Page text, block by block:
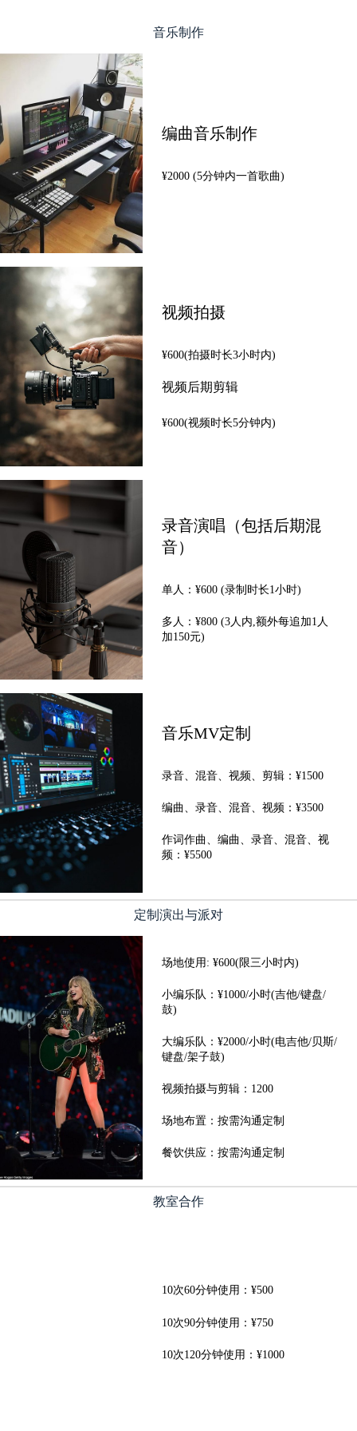
容
音乐制作
编曲音乐制作
¥2000 (5分钟内一首歌曲)
视频拍摄
¥600(拍摄时长3小时内)
视频后期剪辑
¥600(视频时长5分钟内)
录音演唱（包括后期混
音）
单人：¥600 (录制时长1小时)
多人：¥800 (3人内,额外每追加1人
加150元)
音乐MV定制
录音、混音、视频、剪辑：¥1500
编曲、录音、混音、视频：¥3500
作词作曲、编曲、录音、混音、视
频：¥5500
定制演出与派对
场地使用: ¥600(限三小时内)
小编乐队：¥1000/小时(吉他/键盘/
鼓)
大编乐队：¥2000/小时(电吉他/贝斯/
键盘/架子鼓)
视频拍摄与剪辑：1200
场地布置：按需沟通定制
餐饮供应：按需沟通定制
教室合作
10次60分钟使用：¥500
10次90分钟使用：¥750
10次120分钟使用：¥1000